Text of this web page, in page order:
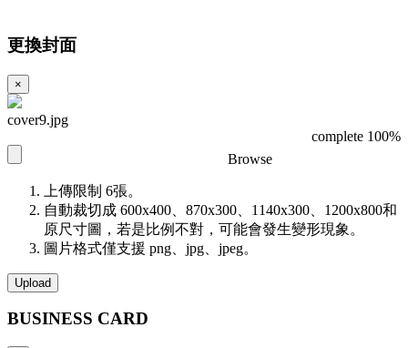
更換封面
×
cover9.jpg
complete 100%
Browse
上傳限制 6張。
自動裁切成 600x400、870x300、1140x300、1200x800和
原尺寸圖，若是比例不對，可能會發生變形現象。
圖片格式僅支援 png、jpg、jpeg。
Upload
BUSINESS CARD